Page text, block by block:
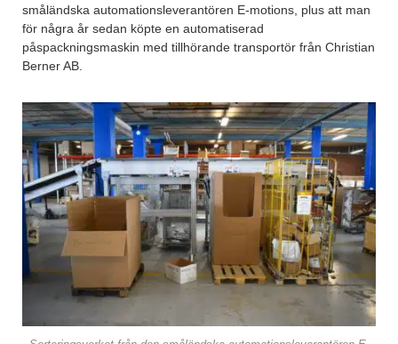
småländska automationsleverantören E-motions, plus att man
för några år sedan köpte en automatiserad
påspackningsmaskin med tillhörande transportör från Christian
Berner AB.